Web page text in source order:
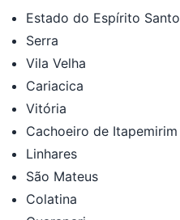
Estado do Espírito Santo
Serra
Vila Velha
Cariacica
Vitória
Cachoeiro de Itapemirim
Linhares
São Mateus
Colatina